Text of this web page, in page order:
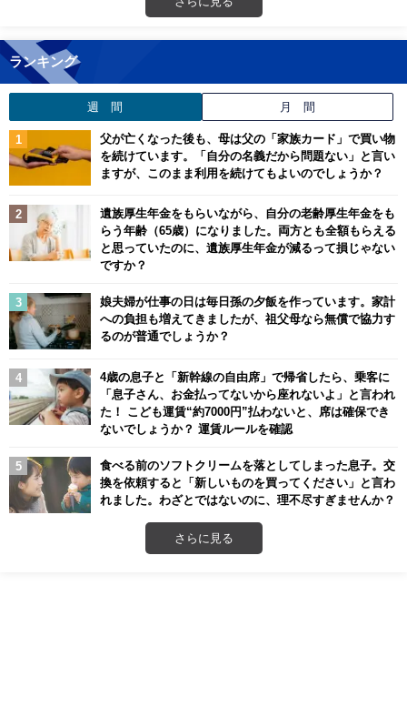
ランキング
週 間 月 間
父が亡くなった後も、母は父の「家族カード」で買い物
を続けています。「自分の名義だから問題ない」と言い
ますが、このまま利用を続けてもよいのでしょうか？
遺族厚生年金をもらいながら、自分の老齢厚生年金をも
らう年齢（65歳）になりました。両方とも全額もらえる
と思っていたのに、遺族厚生年金が減るって損じゃない
ですか？
娘夫婦が仕事の日は毎日孫の夕飯を作っています。家計
への負担も増えてきましたが、祖父母なら無償で協力す
るのが普通でしょうか？
4歳の息子と「新幹線の自由席」で帰省したら、乗客に
「息子さん、お金払ってないから座れないよ」と言われ
た！ こども運賃“約7000円”払わないと、席は確保でき
ないでしょうか？ 運賃ルールを確認
食べる前のソフトクリームを落としてしまった息子。交
換を依頼すると「新しいものを買ってください」と言わ
れました。わざとではないのに、理不尽すぎませんか？
さらに見る